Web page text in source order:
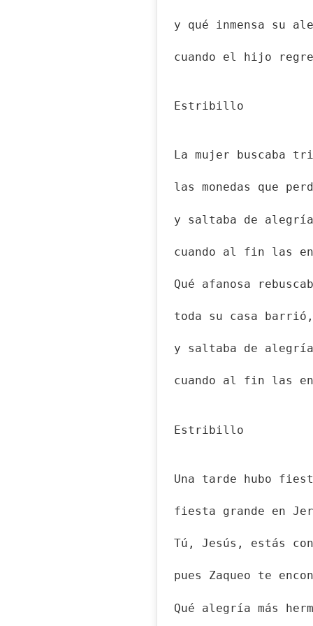
y qué inmensa su
cuando el hijo
Estribillo
La mujer buscaba
las monedas que
y saltaba de alegría
cuando al fin las
Qué afanosa
toda su casa barrió,
y saltaba de alegría
cuando al fin las
Estribillo
Una tarde hubo
fiesta grande en
Tú, Jesús, estás
pues Zaqueo te
Qué alegría más